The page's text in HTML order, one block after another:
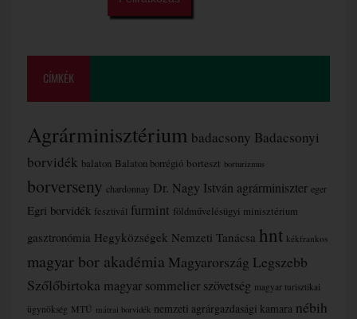
CÍMKÉK
Agrárminisztérium badacsony Badacsonyi
borvidék balaton Balaton borrégió borteszt borturizmus
borverseny chardonnay Dr. Nagy István agrárminiszter eger
Egri borvidék fesztivál furmint földművelésügyi minisztérium
gasztronómia Hegyközségek Nemzeti Tanácsa hnt kékfrankos
magyar bor akadémia Magyarország Legszebb
Szőlőbirtoka magyar sommelier szövetség magyar turisztikai
ügynökség MTÜ mátrai borvidék nemzeti agrárgazdasági kamara nébih